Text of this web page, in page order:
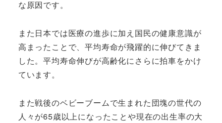
な原因です。
また日本では医療の進歩に加え国民の健康意識が
高まったことで、平均寿命が飛躍的に伸びてきま
した。平均寿命伸びが高齢化にさらに拍車をかけ
ています。
また戦後のベビーブームで生まれた団塊の世代の
人々が65歳以上になったことや現在の出生率の大